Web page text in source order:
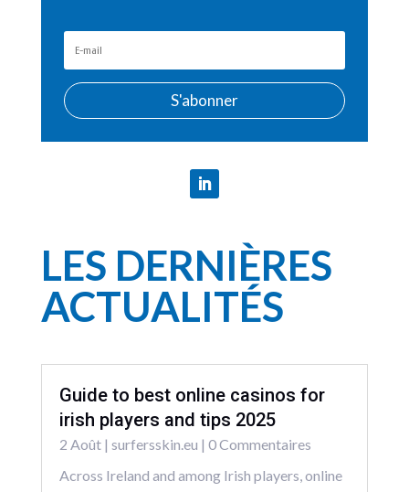
S'abonner
LES DERNIÈRES
ACTUALITÉS
Guide to best online casinos for
irish players and tips 2025
2 Août| surfersskin.eu | 0 Commentaires
Across Ireland and among Irish players, online